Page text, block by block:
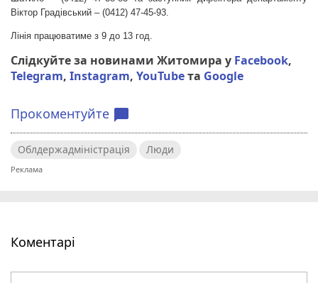
Віктор Градівський – (0412) 47-45-93.
Лінія працюватиме з 9 до 13 год.
Слідкуйте за новинами Житомира у Facebook,
Telegram, Instagram, YouTubeта Google
Прокоментуйте chat_bubble
Облдержадміністрація Люди
Коментарі